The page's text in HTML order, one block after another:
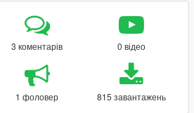
3 коментарів 0 відео
1 фоловер 815 завантажень